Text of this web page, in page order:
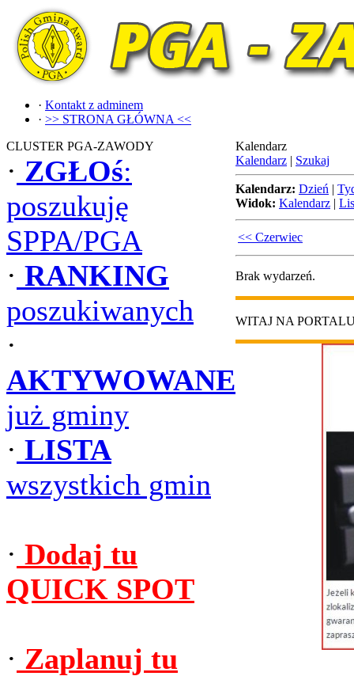
· Kontakt z adminem
· >> STRONA GŁÓWNA <<
CLUSTER PGA-ZAWODY
· ZGŁOś:
poszukuję
SPPA/PGA
· RANKING
poszukiwanych
·
AKTYWOWANE
już gminy
· LISTA
wszystkich gmin
· Dodaj tu
QUICK SPOT
· Zaplanuj tu
Kalendarz
Kalendarz | Szukaj
Kalendarz: Dzień |
Widok: Kalendarz |
<< Czerwiec
Brak wydarzeń.
WITAJ NA